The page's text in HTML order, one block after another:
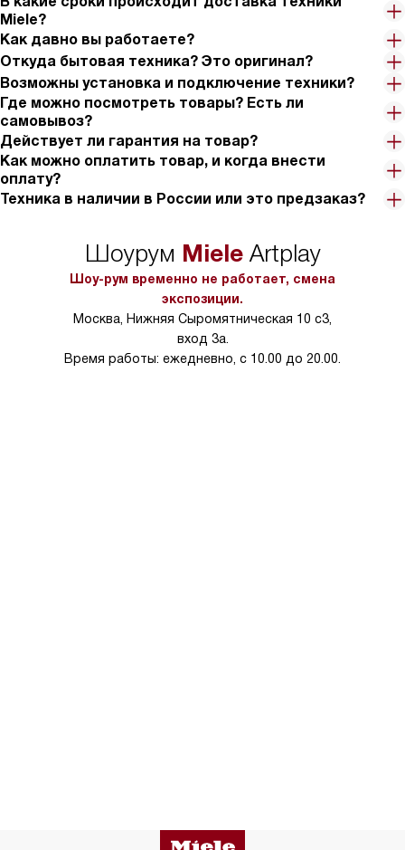
Miele?
Как давно вы работаете?
Откуда бытовая техника? Это оригинал?
Возможны установка и подключение техники?
Где можно посмотреть товары? Есть ли
самовывоз?
Действует ли гарантия на товар?
Как можно оплатить товар, и когда внести
оплату?
Техника в наличии в России или это предзаказ?
Шоурум MieleArtplay
Шоу-рум временно не работает, смена
экспозиции.
Москва, Нижняя Сыромятническая 10 с3,
вход 3а.
Время работы: ежедневно, с 10.00 до 20.00.